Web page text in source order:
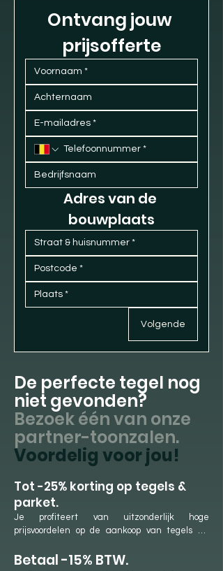
Ontvang jouw
prijsofferte
Adres van de
bouwplaats
Volgende
De perfecte tegel nog
niet gevonden?
Bezoek één van onze
partner-toonzalen.
Voordelig voor jou!
​Tot -25% korting op tegels &
parket.
Je profiteert van uitzonderlijk hoge
prijsvoordelen op de aankoop van tegels en
samenwerkingen met onze partner-
Betaal -15% BTW.